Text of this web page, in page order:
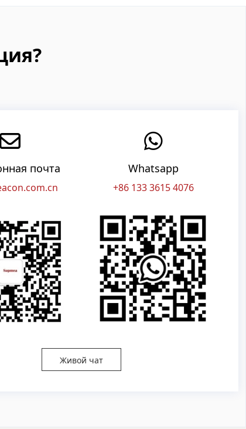
почта Whatsapp
+86 133 3615 4076
Живой чат